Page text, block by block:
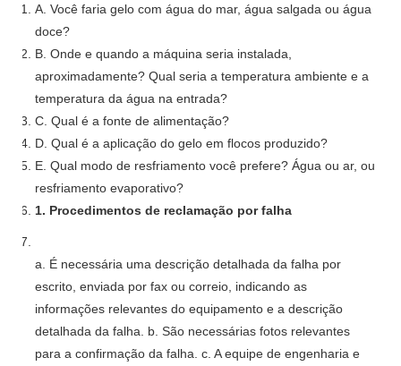
A. Você faria gelo com água do mar, água salgada ou água
doce?
B. Onde e quando a máquina seria instalada,
aproximadamente? Qual seria a temperatura ambiente e a
temperatura da água na entrada?
C. Qual é a fonte de alimentação?
D. Qual é a aplicação do gelo em flocos produzido?
E. Qual modo de resfriamento você prefere? Água ou ar, ou
resfriamento evaporativo?
1. Procedimentos de reclamação por falha
a. É necessária uma descrição detalhada da falha por
escrito, enviada por fax ou correio, indicando as
informações relevantes do equipamento e a descrição
detalhada da falha. b. São necessárias fotos relevantes
para a confirmação da falha. c. A equipe de engenharia e